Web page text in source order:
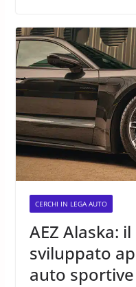
CERCHI IN LEGA AUTO
AEZ Alaska:
sviluppato
auto